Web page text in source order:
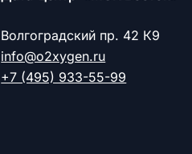
Волгоградский пр. 42 К9
info@o2xygen.ru
+7 (495) 933-55-99